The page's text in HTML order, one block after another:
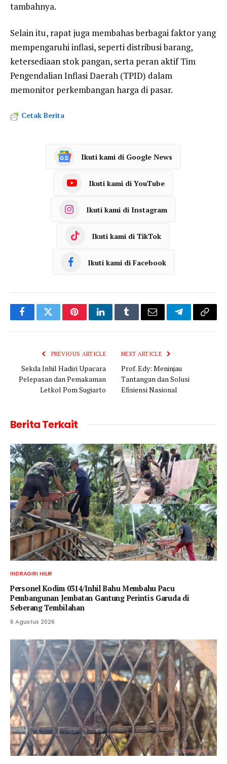
tambahnya.
Selain itu, rapat juga membahas berbagai faktor yang
mempengaruhi inflasi, seperti distribusi barang,
ketersediaan stok pangan, serta peran aktif Tim
Pengendalian Inflasi Daerah (TPID) dalam
memonitor perkembangan harga di pasar.
Cetak Berita
Ikuti kami di Google News
Ikuti kami di YouTube
Ikuti kami di Instagram
Ikuti kami di TikTok
Ikuti kami di Facebook
FacebookTwitterPinterestLinkedInTumblrEmail TelegramCopy
PREVIOUS ARTICLE
Sekda Inhil Hadiri Upacara
Pelepasan dan Pemakaman
Letkol Pom Sugiarto
NEXT ARTICLE
Prof. Edy: Meninjau
Tantangan dan Solusi
Efisiensi Nasional
Berita Terkait
INDRAGIRI HILIR
Personel Kodim 0314/Inhil Bahu Membahu Pacu
Pembangunan Jembatan Gantung Perintis Garuda di
Seberang Tembilahan
6 Agustus 2026